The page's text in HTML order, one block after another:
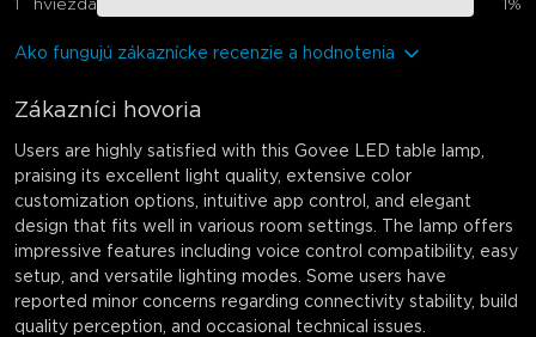
1 hviezda 1%
Ako fungujú zákaznícke recenzie a hodnotenia
Zákazníci hovoria
Users are highly satisfied with this Govee LED table lamp,
praising its excellent light quality, extensive color
customization options, intuitive app control, and elegant
design that fits well in various room settings. The lamp offers
impressive features including voice control compatibility, easy
setup, and versatile lighting modes. Some users have
reported minor concerns regarding connectivity stability, build
quality perception, and occasional technical issues.